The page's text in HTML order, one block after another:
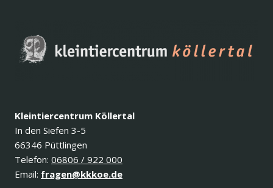
Kleintiercentrum Köllertal
In den Siefen 3-5
66346 Püttlingen
Telefon: 06806 / 922 000
Email: fragen@kkkoe.de